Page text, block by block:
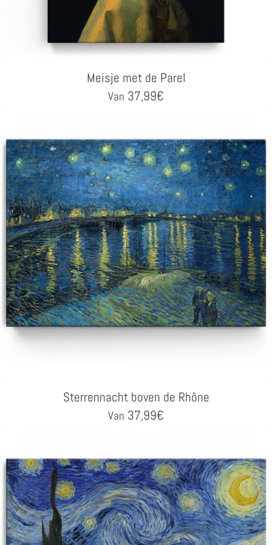
Meisje met de Parel
Van 37,99€
Sterrennacht boven de Rhône
Van 37,99€